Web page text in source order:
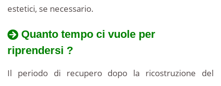
estetici, se necessario.
Quanto tempo ci vuole per
riprendersi ?
Il periodo di recupero dopo la ricostruzione del